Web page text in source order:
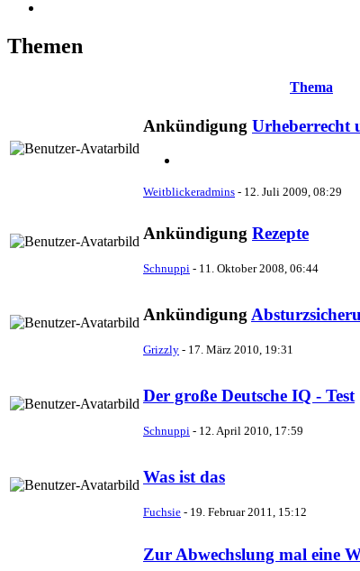
Themen
Thema
Ankündigung Urheberrecht
Weitblickeradmins - 12. Juli 2009, 08:29
Ankündigung Rezepte
Schnuppi - 11. Oktober 2008, 06:44
Ankündigung
Grizzly - 17. März 2010, 19:31
Der große Deutsche IQ - Test
Schnuppi - 12. April 2010, 17:59
Was ist das
Fuchsie - 19. Februar 2011, 15:12
Zur Abwechslung mal eine